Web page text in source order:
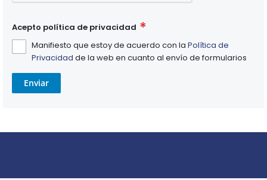
Acepto política de privacidad
Manifiesto que estoy de acuerdo con la Política de
Privacidad de la web en cuanto al envío de formularios
Enviar